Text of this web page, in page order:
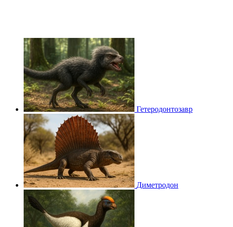
Гетеродонтозавр
Диметродон